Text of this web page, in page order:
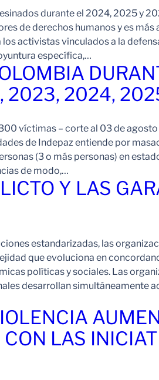
durante el 2024, 2025 y
de derechos humanos y es más
activistas vinculados a la
específica,…
2023, 2024,
víctimas – corte al 03 de
de Indepaz entiende por
(3 o más personas) en
de modo,…
Y LAS
estandarizadas, las
que evoluciona en
políticas y sociales. Las
desarrollan simultáneamente
LAS